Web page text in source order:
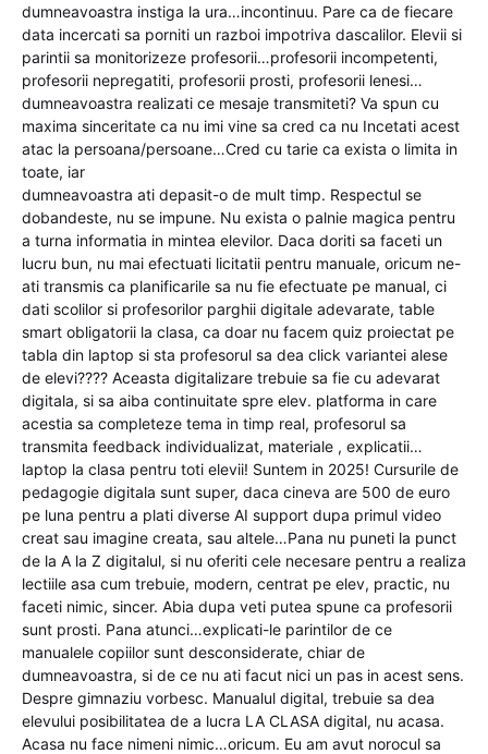
dumneavoastra instiga la ura…incontinuu. Pare ca de fiecare
data incercati sa porniti un razboi impotriva dascalilor. Elevii si
parintii sa monitorizeze profesorii…profesorii incompetenti,
profesorii nepregatiti, profesorii prosti, profesorii lenesi…
dumneavoastra realizati ce mesaje transmiteti? Va spun cu
maxima sinceritate ca nu imi vine sa cred ca nu Incetati acest
atac la persoana/persoane…Cred cu tarie ca exista o limita in
toate, iar
dumneavoastra ati depasit-o de mult timp. Respectul se
dobandeste, nu se impune. Nu exista o palnie magica pentru
a turna informatia in mintea elevilor. Daca doriti sa faceti un
lucru bun, nu mai efectuati licitatii pentru manuale, oricum ne-
ati transmis ca planificarile sa nu fie efectuate pe manual, ci
dati scolilor si profesorilor parghii digitale adevarate, table
smart obligatorii la clasa, ca doar nu facem quiz proiectat pe
tabla din laptop si sta profesorul sa dea click variantei alese
de elevi???? Aceasta digitalizare trebuie sa fie cu adevarat
digitala, si sa aiba continuitate spre elev. platforma in care
acestia sa completeze tema in timp real, profesorul sa
transmita feedback individualizat, materiale , explicatii…
laptop la clasa pentru toti elevii! Suntem in 2025! Cursurile de
pedagogie digitala sunt super, daca cineva are 500 de euro
pe luna pentru a plati diverse AI support dupa primul video
creat sau imagine creata, sau altele…Pana nu puneti la punct
de la A la Z digitalul, si nu oferiti cele necesare pentru a realiza
lectiile asa cum trebuie, modern, centrat pe elev, practic, nu
faceti nimic, sincer. Abia dupa veti putea spune ca profesorii
sunt prosti. Pana atunci…explicati-le parintilor de ce
manualele copiilor sunt desconsiderate, chiar de
dumneavoastra, si de ce nu ati facut nici un pas in acest sens.
Despre gimnaziu vorbesc. Manualul digital, trebuie sa dea
elevului posibilitatea de a lucra LA CLASA digital, nu acasa.
Acasa nu face nimeni nimic…oricum. Eu am avut norocul sa